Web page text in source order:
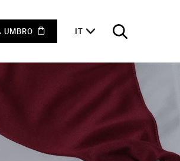
UMBRO IT